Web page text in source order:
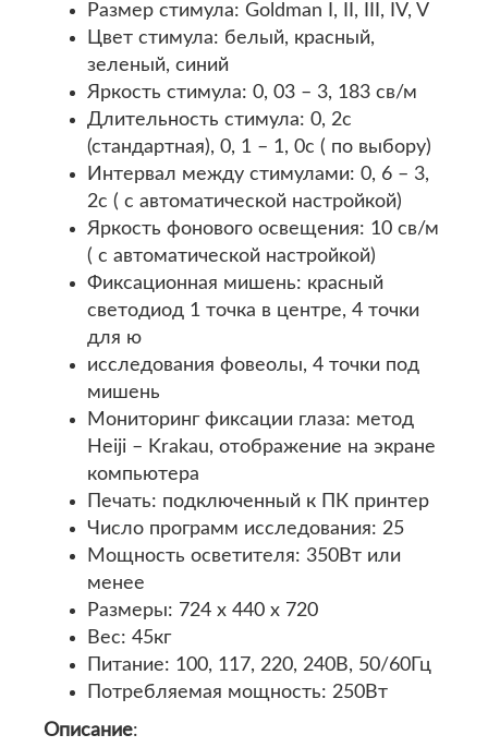
Размер стимула: Goldman I, II, III, IV, V
Цвет стимула: белый, красный,
зеленый, синий
Яркость стимула: 0, 03 – 3, 183 св/м
Длительность стимула: 0, 2с
(стандартная), 0, 1 – 1, 0с ( по выбору)
Интервал между стимулами: 0, 6 – 3,
2с ( с автоматической настройкой)
Яркость фонового освещения: 10 св/м
( с автоматической настройкой)
Фиксационная мишень: красный
светодиод 1 точка в центре, 4 точки
для ю
исследования фовеолы, 4 точки под
мишень
Мониторинг фиксации глаза: метод
Heiji – Krakau, отображение на экране
компьютера
Печать: подключенный к ПК принтер
Число программ исследования: 25
Мощность осветителя: 350Вт или
менее
Размеры: 724 х 440 х 720
Вес: 45кг
Питание: 100, 117, 220, 240В, 50/60Гц
Потребляемая мощность: 250Вт
Описание: